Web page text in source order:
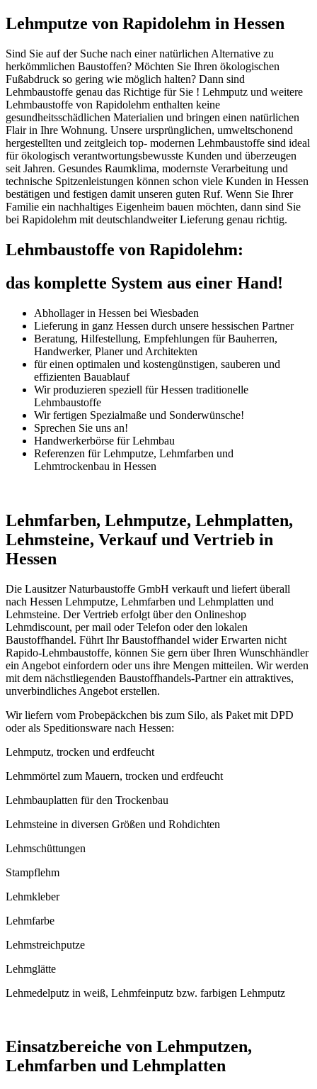
Lehmputze von Rapidolehm in Hessen
Sind Sie auf der Suche nach einer natürlichen Alternative zu
herkömmlichen Baustoffen? Möchten Sie Ihren ökologischen
Fußabdruck so gering wie möglich halten? Dann sind
Lehmbaustoffe genau das Richtige für Sie ! Lehmputz und weitere
Lehmbaustoffe von Rapidolehm enthalten keine
gesundheitsschädlichen Materialien und bringen einen natürlichen
Flair in Ihre Wohnung. Unsere ursprünglichen, umweltschonend
hergestellten und zeitgleich top- modernen Lehmbaustoffe sind ideal
für ökologisch verantwortungsbewusste Kunden und überzeugen
seit Jahren. Gesundes Raumklima, modernste Verarbeitung und
technische Spitzenleistungen können schon viele Kunden in Hessen
bestätigen und festigen damit unseren guten Ruf. Wenn Sie Ihrer
Familie ein nachhaltiges Eigenheim bauen möchten, dann sind Sie
bei Rapidolehm mit deutschlandweiter Lieferung genau richtig.
Lehmbaustoffe von Rapidolehm:
das komplette System aus einer Hand!
Abhollager in Hessen bei Wiesbaden
Lieferung in ganz Hessen durch unsere hessischen Partner
Beratung, Hilfestellung, Empfehlungen für Bauherren,
Handwerker, Planer und Architekten
für einen optimalen und kostengünstigen, sauberen und
effizienten Bauablauf
Wir produzieren speziell für Hessen traditionelle
Lehmbaustoffe
Wir fertigen Spezialmaße und Sonderwünsche!
Sprechen Sie uns an!
Handwerkerbörse für Lehmbau
Referenzen für Lehmputze, Lehmfarben und
Lehmtrockenbau in Hessen
Lehmfarben, Lehmputze, Lehmplatten,
Lehmsteine, Verkauf und Vertrieb in
Hessen
Die Lausitzer Naturbaustoffe GmbH verkauft und liefert überall
nach Hessen Lehmputze, Lehmfarben und Lehmplatten und
Lehmsteine. Der Vertrieb erfolgt über den Onlineshop
Lehmdiscount, per mail oder Telefon oder den lokalen
Baustoffhandel. Führt Ihr Baustoffhandel wider Erwarten nicht
Rapido-Lehmbaustoffe, können Sie gern über Ihren Wunschhändler
ein Angebot einfordern oder uns ihre Mengen mitteilen. Wir werden
mit dem nächstliegenden Baustoffhandels-Partner ein attraktives,
unverbindliches Angebot erstellen.
Wir liefern vom Probepäckchen bis zum Silo, als Paket mit DPD
oder als Speditionsware nach Hessen:
Lehmputz, trocken und erdfeucht
Lehmmörtel zum Mauern, trocken und erdfeucht
Lehmbauplatten für den Trockenbau
Lehmsteine in diversen Größen und Rohdichten
Lehmschüttungen
Stampflehm
Lehmkleber
Lehmfarbe
Lehmstreichputze
Lehmglätte
Lehmedelputz in weiß, Lehmfeinputz bzw. farbigen Lehmputz
Einsatzbereiche von Lehmputzen,
Lehmfarben und Lehmplatten